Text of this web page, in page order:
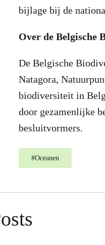
bijlage bij de
Over de Belgische
De Belgische
Natagora,
biodiversiteit in
door gezamenlijke
besluitvormers.
#Oceanen